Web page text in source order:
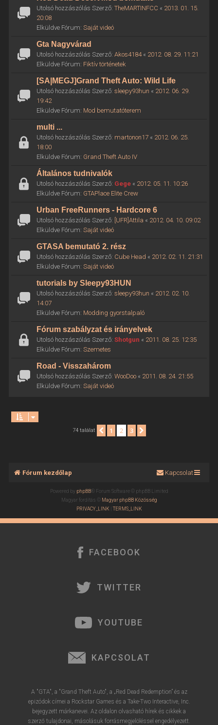
Utolsó hozzászólás Szerző: TheMARTINFCC « 2013. 01. 15.
20:08
Elküldve Fórum: Saját videó
Gta Nagyvárad
Utolsó hozzászólás Szerző: Akos4184« 2012. 08. 29. 11:21
Elküldve Fórum: Fiktív történetek
[SA|MEGJ]Grand Theft Auto: Wild Life
Utolsó hozzászólás Szerző: sleepy93hun « 2012. 06. 29.
19:42
Elküldve Fórum: Mod bemutatóterem
multi ...
Utolsó hozzászólás Szerző: martonon17« 2012. 06. 25.
18:00
Elküldve Fórum: Grand Theft Auto IV
Általános tudnivalók
Utolsó hozzászólás Szerző: Gege« 2012. 05. 11. 10:26
Elküldve Fórum: GTAPlace Elite Crew
Urban FreeRunners - Hardcore 6
Utolsó hozzászólás Szerző: [UFR]Attila « 2012. 04. 10. 09:02
Elküldve Fórum: Saját videó
GTASA bemutató 2. rész
Utolsó hozzászólás Szerző: Cube Head « 2012. 02. 11. 21:31
Elküldve Fórum: Saját videó
tutorials by Sleepy93HUN
Utolsó hozzászólás Szerző: sleepy93hun « 2012. 02. 10.
14:07
Elküldve Fórum: Modding gyorstalpaló
Fórum szabályzat és irányelvek
Utolsó hozzászólás Szerző: Shotgun « 2011. 08. 25. 12:35
Elküldve Fórum: Szemetes
Road - Visszahárom
Utolsó hozzászólás Szerző: WooDoo« 2011. 08. 24. 21:55
Elküldve Fórum: Saját videó
74 találat Előző
1 2 3
Fórum kezdőlap Kapcsolat
Powered by phpBB® Forum Software © phpBB Limited
Magyar fordítás ©
Magyar phpBB Közösség
PRIVACY_LINK| TERMS_LINK
FACEBOOK
TWITTER
YOUTUBE
KAPCSOLAT
A "GTA", a "Grand Theft Auto", a „Red Dead Redemption” és az
epizódok címei a Rockstar Games és a Take-Two Interactive, Inc.
bejegyzett márkanevei. Az oldalon olvasható hírek és cikkek a
szerző tulajdonai, másolásuk forrásmegjelöléssel engedélyezett.